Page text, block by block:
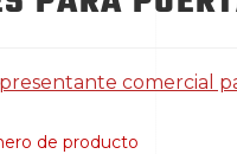
comercial
de producto